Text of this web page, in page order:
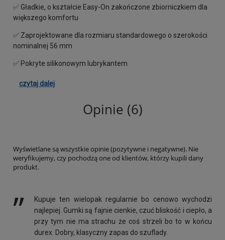
✅ Gładkie, o kształcie Easy-On zakończone zbiorniczkiem dla
większego komfortu
✅ Zaprojektowane dla rozmiaru standardowego o szerokości
nominalnej 56 mm
✅ Pokryte silikonowym lubrykantem
czytaj dalej
Opinie (6)
Wyświetlane są wszystkie opinie (pozytywne i negatywne). Nie
weryfikujemy, czy pochodzą one od klientów, którzy kupili dany
produkt.
’’
Kupuje ten wielopak regularnie bo cenowo wychodzi
najlepiej. Gumki są fajnie cienkie, czuć bliskość i ciepło, a
przy tym nie ma strachu że coś strzeli bo to w końcu
durex. Dobry, klasyczny zapas do szuflady.